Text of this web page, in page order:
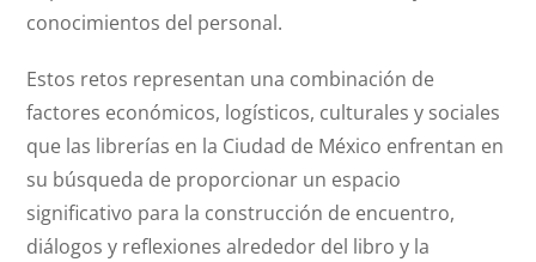
conocimientos del personal.
Estos retos representan una combinación de
factores económicos, logísticos, culturales y sociales
que las librerías en la Ciudad de México enfrentan en
su búsqueda de proporcionar un espacio
significativo para la construcción de encuentro,
diálogos y reflexiones alrededor del libro y la